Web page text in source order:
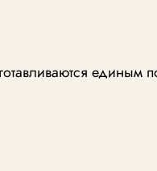
единым